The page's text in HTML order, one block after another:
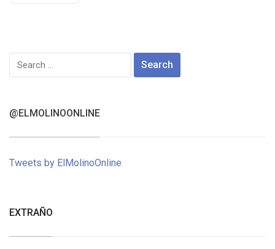
Search
for:
@ELMOLINOONLINE
Tweets by ElMolinoOnline
EXTRAÑO